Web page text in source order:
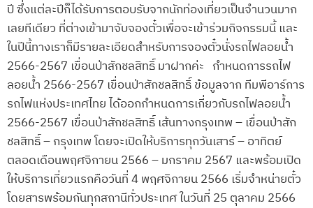
ปี ซึ่งแต่ละปีก็ได้รับการตอบรับจากนักท่องเที่ยวเป็นจำนวนมาก
เลยทีเดียว ที่ต่างเข้ามาจับจองตั๋วเพื่อจะเข้าร่วมกิจกรรมนี้ และ
ในปีนี้ทางเราก็มีรายละเอียดสำหรับการจองตั๋วนั่งรถไฟลอยน้ำ
2566-2567 เขื่อนป่าสักชลสิทธิ์ มาฝากค่ะ กำหนดการรถไฟ
ลอยน้ำ 2566-2567 เขื่อนป่าสักชลสิทธิ์ ข้อมูลจาก ทีมพีอาร์การ
รถไฟแห่งประเทศไทย ได้ออกกำหนดการเกี่ยวกับรถไฟลอยน้ำ
2566-2567 เขื่อนป่าสักชลสิทธิ์ เส้นทางกรุงเทพ – เขื่อนป่าสัก
ชลสิทธิ์ – กรุงเทพ โดยจะเปิดให้บริการทุกวันเสาร์ – อาทิตย์
ตลอดเดือนพฤศจิกายน 2566 – มกราคม 2567 และพร้อมเปิด
ให้บริการเที่ยวแรกคือวันที่ 4 พฤศจิกายน 2566 เริ่มจำหน่ายตั๋ว
โดยสารพร้อมกันทุกสถานีทั่วประเทศ ในวันที่ 25 ตุลาคม 2566